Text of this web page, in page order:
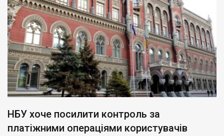
НБУ хоче посилити контроль за
платіжними операціями користувачів